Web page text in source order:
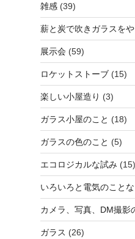
雑感(39)
薪と炭で吹きガラスをや
展示会(59)
ロケットストーブ(15)
楽しい小屋造り (3)
ガラス小屋のこと (18)
ガラスの色のこと (5)
エコロジカルな試み (15)
いろいろと電気のこと
カメラ、写真、DM撮影
ガラス (26)